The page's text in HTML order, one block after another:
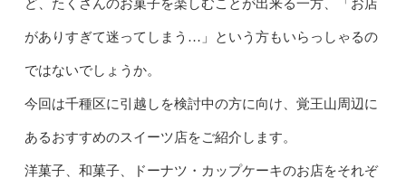
ど、たくさんのお菓子を楽しむことが出来る一方、「お店
がありすぎて迷ってしまう…」という方もいらっしゃるの
ではないでしょうか。
今回は千種区に引越しを検討中の方に向け、覚王山周辺に
あるおすすめのスイーツ店をご紹介します。
洋菓子、和菓子、ドーナツ・カップケーキのお店をそれぞ